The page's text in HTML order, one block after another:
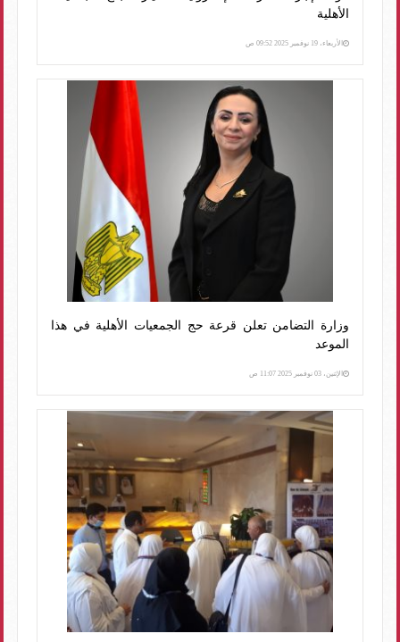
الأهلية
الأربعاء، 19 نوفمبر 2025 09:52 ص
وزارة التضامن تعلن قرعة حج الجمعيات الأهلية في هذا
الموعد
الإثنين، 03 نوفمبر 2025 11:07 ص